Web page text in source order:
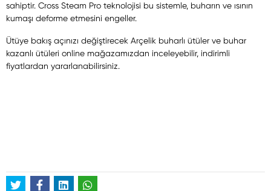
sahiptir. Cross Steam Pro teknolojisi bu sistemle, buharın ve ısının
kumaşı deforme etmesini engeller.
Ütüye bakış açınızı değiştirecek Arçelik buharlı ütüler ve buhar
kazanlı ütüleri online mağazamızdan inceleyebilir, indirimli
fiyatlardan yararlanabilirsiniz.